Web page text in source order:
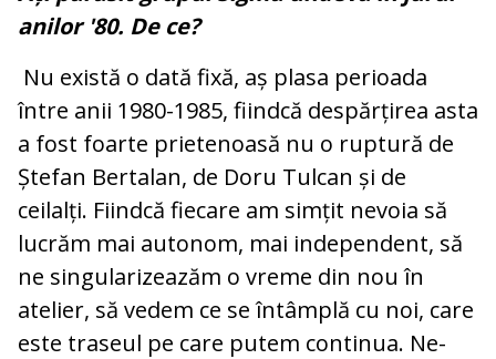
anilor '80. De ce?
Nu există o dată fixă, aș plasa perioada
între anii 1980-1985, fiindcă despărțirea asta
a fost foarte prietenoasă nu o ruptură de
Ștefan Bertalan, de Doru Tulcan și de
ceilalți. Fiindcă fiecare am simțit nevoia să
lucrăm mai autonom, mai independent, să
ne singularizeazăm o vreme din nou în
atelier, să vedem ce se întâmplă cu noi, care
este traseul pe care putem continua. Ne-